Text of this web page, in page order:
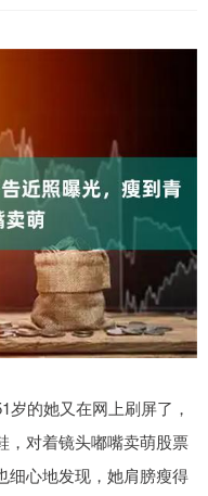
的她又在网上刷屏了，
，对着镜头嘟嘴卖萌股票
细心地发现，她肩膀瘦得